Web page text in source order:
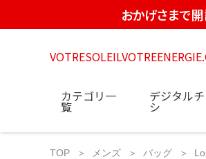
おかげさまで
カテゴリ一
覧
デジタル
シ
TOP メンズ バッグ